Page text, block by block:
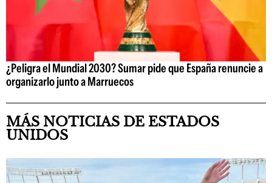
¿Peligra el Mundial 2030? Sumar pide que España renuncie a
organizarlo junto a Marruecos
MÁS NOTICIAS DE ESTADOS
UNIDOS